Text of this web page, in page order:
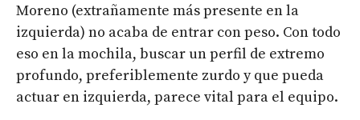
Moreno (extrañamente más presente en la
izquierda) no acaba de entrar con peso. Con todo
eso en la mochila, buscar un perfil de extremo
profundo, preferiblemente zurdo y que pueda
actuar en izquierda, parece vital para el equipo.